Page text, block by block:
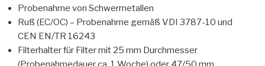
Probenahme von Schwermetallen
Ruß (EC/OC) – Probenahme gemäß VDI 3787-10 und
CEN EN/TR 16243
Filterhalter für Filter mit 25 mm Durchmesser